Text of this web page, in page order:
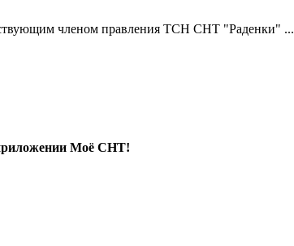
членом правления ТСН СНТ "Раденки" ...
Моё СНТ!